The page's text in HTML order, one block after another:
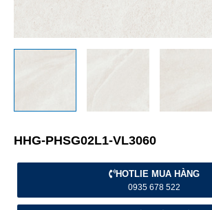
HHG-PHSG02L1-VL3060
HOTLIE MUA HÀNG
0935 678 522